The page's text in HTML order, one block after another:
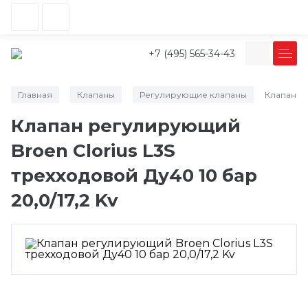
+7 (495) 565-34-43
Главная Клапаны Регулирующие клапаны Клапан
Клапан регулирующий
Broen Clorius L3S
трехходовой Ду40 10 бар
20,0/17,2 Kv